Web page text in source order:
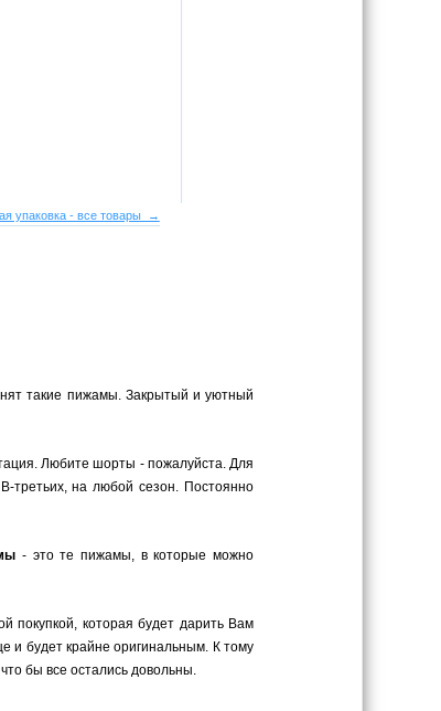
упаковка - все товары →
такие пижамы. Закрытый и уютный
Любите шорты - пожалуйста. Для
третьих, на любой сезон. Постоянно
- это те пижамы, в которые можно
покупкой, которая будет дарить Вам
и будет крайне оригинальным. К тому
бы все остались довольны.